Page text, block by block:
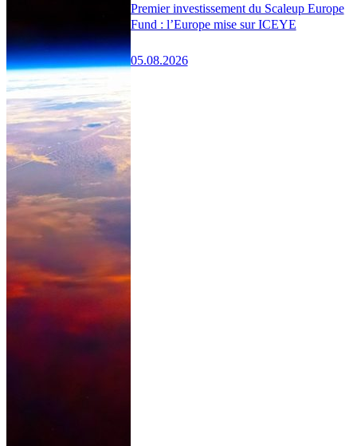
Premier investissement du Scaleup Europe
Fund : l’Europe mise sur ICEYE
05.08.2026